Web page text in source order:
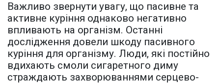
Важливо звернути увагу, що пасивне та
активне куріння однаково негативно
впливають на організм. Останні
дослідження довели шкоду пасивного
куріння для організму. Люди, які постійно
вдихають смоли сигаретного диму
страждають захворюваннями серцево-